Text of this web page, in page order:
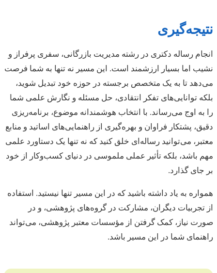
نتیجه‌گیری
انجام رساله دکتری در رشته مدیریت بازرگانی، سفری پرفراز و
نشیب اما بسیار ارزشمند است. این مسیر نه تنها به شما فرصت
می‌دهد تا به یک متخصص برجسته در حوزه خود تبدیل شوید،
بلکه توانایی‌های تفکر انتقادی، حل مسئله و نگارش علمی شما
را به اوج می‌رساند. با انتخاب هوشمندانه موضوع، برنامه‌ریزی
دقیق، پشتکار فراوان و بهره‌گیری از راهنمایی‌های اساتید و منابع
معتبر، می‌توانید رساله‌ای خلق کنید که نه تنها یک دستاورد علمی
مهم باشد، بلکه تأثیر عملی ملموسی در دنیای کسب‌وکار از خود
بر جای گذارد.
همواره به یاد داشته باشید که در این مسیر تنها نیستید. استفاده
از تجربیات دیگران، مشارکت در گروه‌های پژوهشی، و در
صورت نیاز، کمک گرفتن از مؤسسات معتبر پژوهشی، می‌تواند
راهنمای شما در این مسیر باشد.